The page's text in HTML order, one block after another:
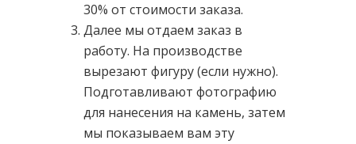
30% от стоимости заказа.
Далее мы отдаем заказ в
работу. На производстве
вырезают фигуру (если нужно).
Подготавливают фотографию
для нанесения на камень, затем
мы показываем вам эту